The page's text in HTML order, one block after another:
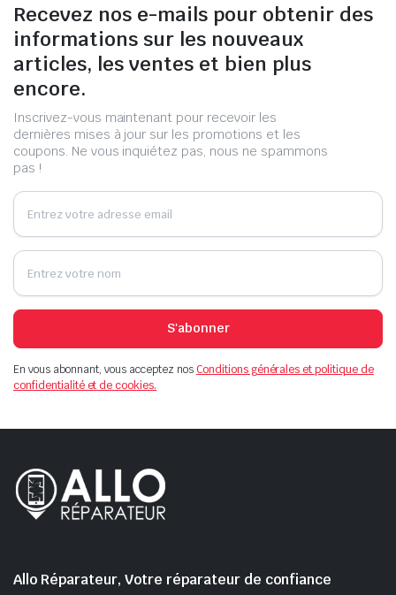
Recevez nos e-mails pour obtenir des
informations sur les nouveaux
articles, les ventes et bien plus
encore.
Inscrivez-vous maintenant pour recevoir les
dernières mises à jour sur les promotions et les
coupons. Ne vous inquiétez pas, nous ne spammons
pas !
S'abonner
En vous abonnant, vous acceptez nosConditions générales et politique de
confidentialité et de cookies.
Allo Réparateur, Votre réparateur de confiance